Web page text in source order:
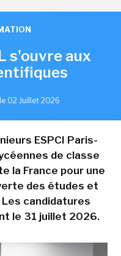
s'ouvre aux
02 Juillet 2026
ESPCI Paris-
de classe
la France pour une
des études et
candidatures
le 31 juillet 2026.